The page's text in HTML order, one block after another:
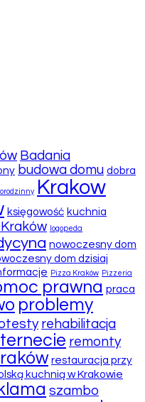
Badania
budowa domu dobra
Krakow
księgowość kuchnia
Kraków logopeda
nowoczesny dom
dom dzisiaj
Pizza Kraków Pizzeria
prawna praca
problemy
rehabilitacja
remonty
restauracja przy
kuchnią w Krakowie
szambo